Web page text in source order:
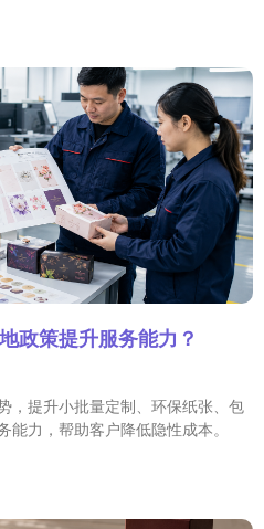
政策提升服务能力？
，提升小批量定制、环保纸张、包
力，帮助客户降低隐性成本。